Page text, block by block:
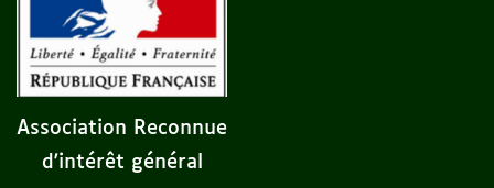
Association Reconnue
d'intérêt général